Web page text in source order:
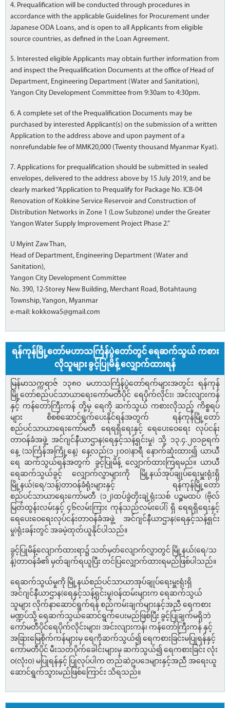
4. Prequalification will be conducted through procedures in
accordance with the applicable Guidelines for Procurement under
Japanese ODA Loans, and is open to all Applicants from eligible
source countries, as defined in the Loan Agreement.
5. Interested eligible Applicants may obtain further information from
and inspect the Prequalification Documents at the office of Head of
Department, Engineering Department (Water and Sanitation),
Yangon City Development Committee from 9:30am to 4:30pm.
6. A complete set of the Prequalification Documents may be
purchased by interested Applicant(s) on the submission of a written
Application to the address above and upon payment of a
nonrefundable fee of MMK20,000 (Twenty thousand Myanmar Kyat).
7. Applications for prequalification should be submitted in sealed
envelopes, delivered to the address above by 15 July 2019, and be
clearly marked “Application to Prequalify for Package No. ICB-04
Renovation of Kokkine Service Reservoir and Construction of
Distribution Networks in Zone 1 (Low Subzone) under the Greater
Yangon Water Supply Improvement Project Phase 2.”
U Myint Zaw Than,
Head of Department, Engineering Department (Water and
Sanitation),
Yangon City Development Committee
No. 390, 12-Storey New Building, Merchant Road, Botahtaung
Township, Yangon, Myanmar
e-mail: kokkowa5@gmail.com
ရန်ကုန်မြို့တော်မဟာသင်္ကြန်ပွဲတော်တွင် ရေဆက်သွယ် ကစား
လိုသူများ ခွင့်ပြုမိန့် လျှောက်ထားရန်
မြန်မာသက္ကရာဇ် ၁၃၈၀ မဟာသင်္ကြန်ပွဲတော်ရက်များအတွင်း ရန်ကုန်
မြို့တော်စည်ပင်သာယာရေးကော်မတီပိုင် ရေပိုက်လိုင်း၊ အင်းလျားကန်
နှင့် ကန်တော်ကြီးကန် တို့မှ ရေကို ဆက်သွယ် ကစားလိုသည့် ကိစ္စရပ်
များ စိစစ်ဆောင်ရွက်ပေးနိုင်ရန်အတွက် ရန်ကုန်မြို့တော်
စည်ပင်သာယာရေးကော်မတီ ရေရရှိရေးနှင့် ရေပေးဝေရေး လုပ်ငန်း
တာဝန်ခံအဖွဲ့ အင်ဂျင်နီယာဌာန(ရေနှင့်သန့်ရှင်းမှု) သို့ ၁၃.၄.၂၀၁၉ရက်
နေ့ (သင်္ကြန်အကြို့နေ့) နေ့လည်(၁၂:၀၀)နာရီ နောက်ဆုံးထား၍ ယာယီ
ရေ ဆက်သွယ်ရန်အတွက် ခွင့်ပြုမိန့် လျှောက်ထားကြရမည်။ ယာယီ
ရေဆက်သွယ်ခွင့် လျှောက်လွှာများကို မြို့နယ်အုပ်ချုပ်ရေးမှူးရုံးရှိ
မြို့နယ်(ရေ/သန့်)တာဝန်ခံရုံးများနှင့် ရန်ကုန်မြို့တော်
စည်ပင်သာယာရေးကော်မတီ (၁၂)ထပ်ခွဲတိုးချဲ့ရုံးသစ် ပဉ္စမထပ် (ဗိုလ်
မြတ်ထွန်းလမ်းနှင့် ၄၆လမ်းကြား ကုန်သည်လမ်းပေါ်) ရှိ ရေရရှိရေးနှင့်
ရေပေးဝေရေးလုပ်ငန်းတာဝန်ခံအဖွဲ့ အင်ဂျင်နီယာဌာန(ရေနှင့်သန့်ရှင်း
မှု)ရုံးခန်းတွင် အခမဲ့ထုတ်ယူနိုင်ပါသည်။
ခွင့်ပြုမိန့်လျောက်ထားရာ၌ သတ်မှတ်လျောက်လွှာတွင် မြို့နယ်(ရေ/သ
န့်)တာဝန်ခံ၏ မှတ်ချက်ရယူပြီး တင်ပြလျှောက်ထားရမည်ဖြစ်ပါသည်။
ရေဆက်သွယ်မှုကို မြို့နယ်စည်ပင်သာယာအုပ်ချုပ်ရေးမှူးရုံးရှိ
အင်ဂျင်နီယာဌာန(ရေနှင့်သန့်ရှင်းမှု)ဝန်ထမ်းများက ရေဆက်သွယ်
သူများ လိုက်နာဆောင်ရွက်ရန် စည်ကမ်းချက်များနှင့်အညီ ရေကစား
မဏ္ဍပ်သို့ ရေဆက်သွယ်ဆောင်ရွက်ပေးမည်ဖြစ်ပြီး ခွင့်ပြုချက်မရှိဘဲ
ကော်မတီပိုင်ရေပိုက်လိုင်းများ၊ အင်းလျားကန်၊ ကန်တော်ကြီးကန် နှင့်
အခြားမြေစိုက်ကန်များမှ ရေကိုဆက်သွယ်၍ ရေကစားခြင်းမပြုရန်နှင့်
ကော်မတီပိုင် မီးသတ်ပိုက်ခေါင်းများမှ ဆက်သွယ်၍ ရေကစားခြင်း လုံး
ဝ(လုံးဝ) မပြုရန်နှင့် ပြုလုပ်ပါက တည်ဆဲဥပဒေများနှင့်အညီ အရေးယူ
ဆောင်ရွက်သွားမည်ဖြစ်ကြောင်း သိရသည်။